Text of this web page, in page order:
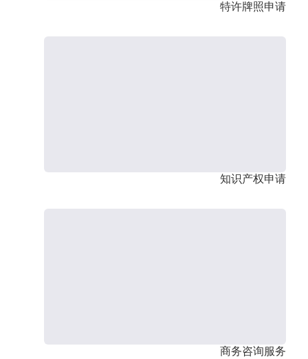
特许牌照申请
知识产权申请
商务咨询服务